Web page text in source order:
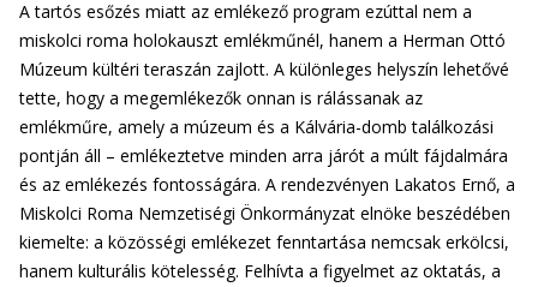
A tartós esőzés miatt az emlékező program ezúttal nem a
miskolci roma holokauszt emlékműnél, hanem a Herman Ottó
Múzeum kültéri teraszán zajlott. A különleges helyszín lehetővé
tette, hogy a megemlékezők onnan is rálássanak az
emlékműre, amely a múzeum és a Kálvária-domb találkozási
pontján áll – emlékeztetve minden arra járót a múlt fájdalmára
és az emlékezés fontosságára. A rendezvényen Lakatos Ernő, a
Miskolci Roma Nemzetiségi Önkormányzat elnöke beszédében
kiemelte: a közösségi emlékezet fenntartása nemcsak erkölcsi,
hanem kulturális kötelesség. Felhívta a figyelmet az oktatás, a